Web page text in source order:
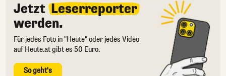
Jetzt Leserreporter
werden.
Für jedes Foto in "Heute" oder jedes Video
auf Heute.at gibt es 50 Euro.
So geht's